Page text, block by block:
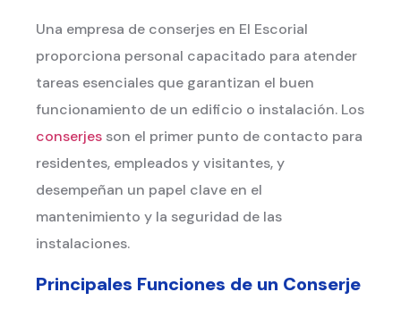
Una empresa de conserjes en El Escorial
proporciona personal capacitado para atender
tareas esenciales que garantizan el buen
funcionamiento de un edificio o instalación. Los
conserjes son el primer punto de contacto para
residentes, empleados y visitantes, y
desempeñan un papel clave en el
mantenimiento y la seguridad de las
instalaciones.
Principales Funciones de un Conserje